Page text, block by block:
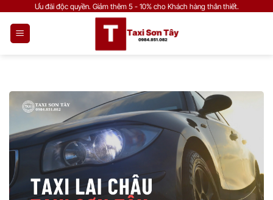
qua
Ưu đãi độc quyền. Giảm thêm 5 - 10% cho Khách hàng thân thiết.